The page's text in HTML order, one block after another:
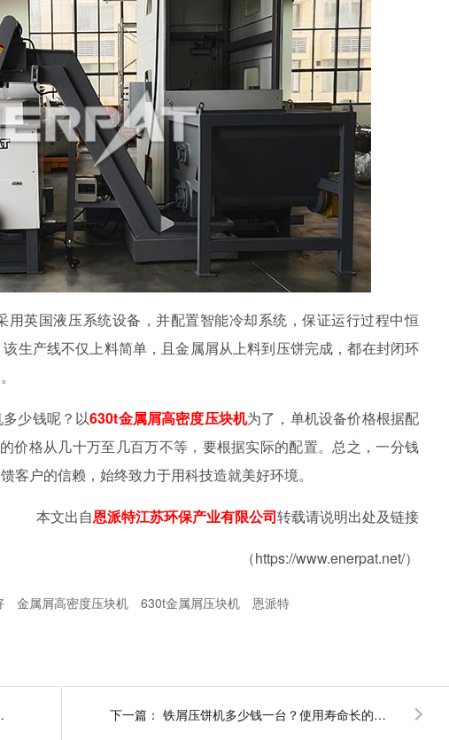
英国液压系统设备，并配置智能冷却系统，保证运行过程中恒
生产线不仅上料简单，且金属屑从上料到压饼完成，都在封闭环
少钱呢？以630t金属屑高密度压块机为了，单机设备价格根据配
价格从几十万至几百万不等，要根据实际的配置。总之，一分钱
户的信赖，始终致力于用科技造就美好环境。
本文出自恩派特江苏环保产业有限公司转载请说明出处及链接
（https://www.enerpat.net/）
金属屑高密度压块机 630t金属屑压块机 恩派特
动化生产 下一篇： 铁屑压饼机多少钱一台？使用寿命长的铁屑压饼机价格介绍